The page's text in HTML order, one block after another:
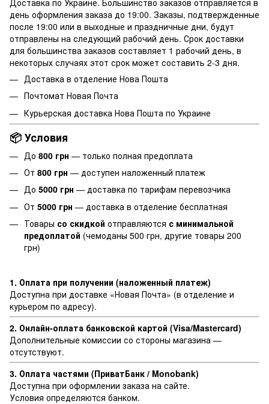
день оформления заказа до 19:00. Заказы, подтвержденные
после 19:00 или в выходные и праздничные дни, будут
отправлены на следующий рабочий день. Срок доставки
для большинства заказов составляет 1 рабочий день, в
некоторых случаях этот срок может составить 2-3 дня.
Доставка в отделение Нова Пошта
Почтомат Новая Почта
Курьерская доставка Нова Пошта по Украине
📦 Условия
До 800 грн — только полная предоплата
От 800 грн — доступен наложенный платеж
До 5000 грн — доставка по тарифам перевозчика
От 5000 грн — доставка в отделение бесплатная
Товары со скидкой отправляются с минимальной
предоплатой (чемоданы 500 грн, другие товары 200
грн)
1. Оплата при получении (наложенный платеж)
Доступна при доставке «Новая Почта» (в отделение и
курьером по адресу).
2. Онлайн-оплата банковской картой (Visa/Mastercard)
Дополнительные комиссии со стороны магазина —
отсутствуют.
3. Оплата частями (ПриватБанк / Monobank)
Доступна при оформлении заказа на сайте.
Условия определяются банком.